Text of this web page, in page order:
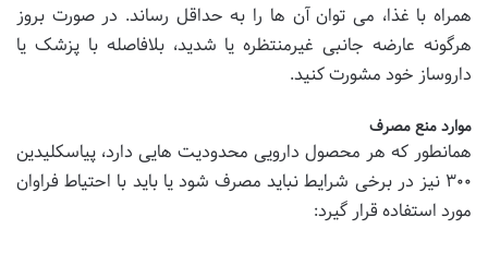
همراه با غذا، می توان آن ها را به حداقل رساند. در صورت بروز
هرگونه عارضه جانبی غیرمنتظره یا شدید، بلافاصله با پزشک یا
داروساز خود مشورت کنید.
موارد منع مصرف
همانطور که هر محصول دارویی محدودیت هایی دارد، پیاسکلیدین
۳۰۰ نیز در برخی شرایط نباید مصرف شود یا باید با احتیاط فراوان
مورد استفاده قرار گیرد: